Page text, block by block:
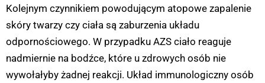
Kolejnym czynnikiem powodującym atopowe zapalenie
skóry twarzy czy ciała są zaburzenia układu
odpornościowego. W przypadku AZS ciało reaguje
nadmiernie na bodźce, które u zdrowych osób nie
wywołałyby żadnej reakcji. Układ immunologiczny osób